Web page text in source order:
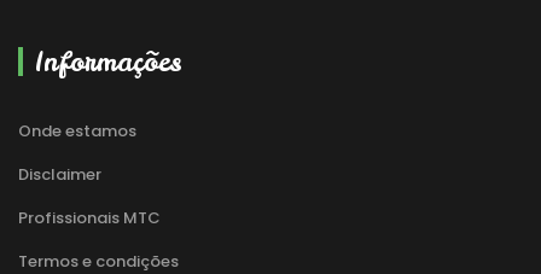
Informações
Onde estamos
Disclaimer
Profissionais MTC
Termos e condições